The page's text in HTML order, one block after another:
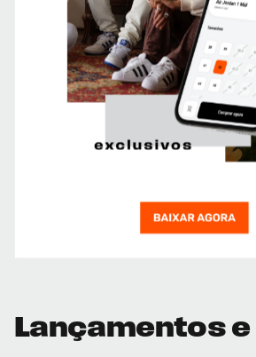
Lançamentos e